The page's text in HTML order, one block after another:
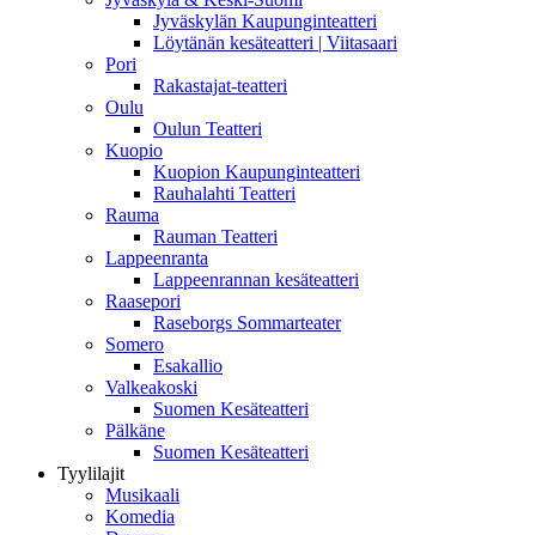
Jyväskylän Kaupunginteatteri
Löytänän kesäteatteri | Viitasaari
Pori
Rakastajat-teatteri
Oulu
Oulun Teatteri
Kuopio
Kuopion Kaupunginteatteri
Rauhalahti Teatteri
Rauma
Rauman Teatteri
Lappeenranta
Lappeenrannan kesäteatteri
Raasepori
Raseborgs Sommarteater
Somero
Esakallio
Valkeakoski
Suomen Kesäteatteri
Pälkäne
Suomen Kesäteatteri
Tyylilajit
Musikaali
Komedia